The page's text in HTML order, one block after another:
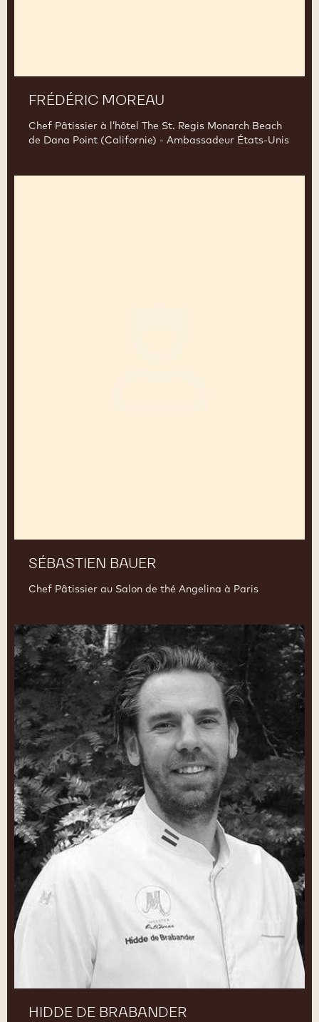
FRÉDÉRIC MOREAU
Chef Pâtissier à l’hôtel The St. Regis Monarch Beach
de Dana Point (Californie) - Ambassadeur États-Unis
SÉBASTIEN BAUER
Chef Pâtissier au Salon de thé Angelina à Paris
HIDDE DE BRABANDER
Hidde
de
Brabander